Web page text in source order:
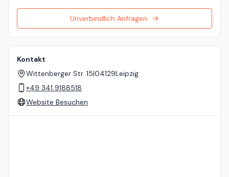
Unverbindlich Anfragen
Kontakt
Wittenberger Str. 15|04129Leipzig
+49 341 9188518
Website Besuchen